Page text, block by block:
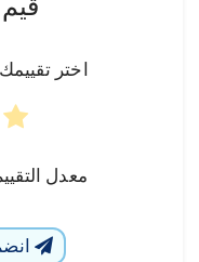
اختر
معدل